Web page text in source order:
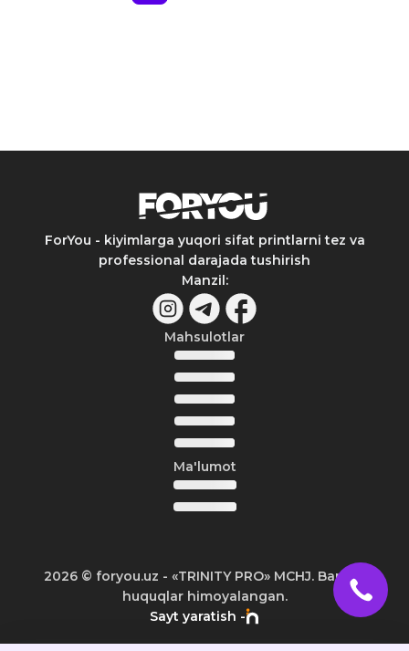
ForYou - kiyimlarga yuqori sifat printlarni tez va
professional darajada tushirish
Manzil:
Mahsulotlar
Ma'lumot
2026© foryou.uz - «TRINITY PRO» MCHJ. Barcha
huquqlar himoyalangan.
Sayt yaratish -